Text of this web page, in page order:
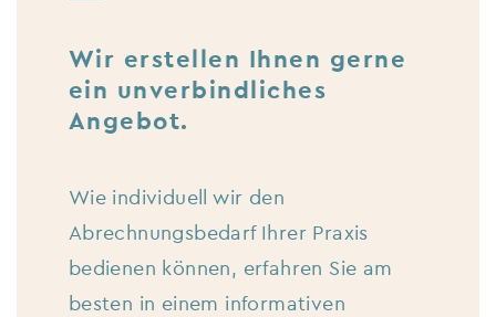
Wir erstellen Ihnen gerne
ein unverbindliches
Angebot.
Wie individuell wir den
Abrechnungsbedarf Ihrer Praxis
bedienen können, erfahren Sie am
besten in einem informativen